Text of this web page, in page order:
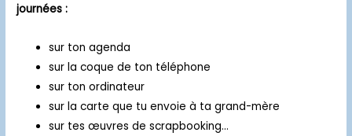
journées :
sur ton agenda
sur la coque de ton téléphone
sur ton ordinateur
sur la carte que tu envoie à ta grand-mère
sur tes œuvres de scrapbooking…